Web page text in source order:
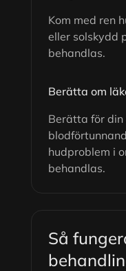
Kom med ren
eller solskydd
behandlas.
Berätta om
Berätta för
hudproblem i
behandlas.
Så